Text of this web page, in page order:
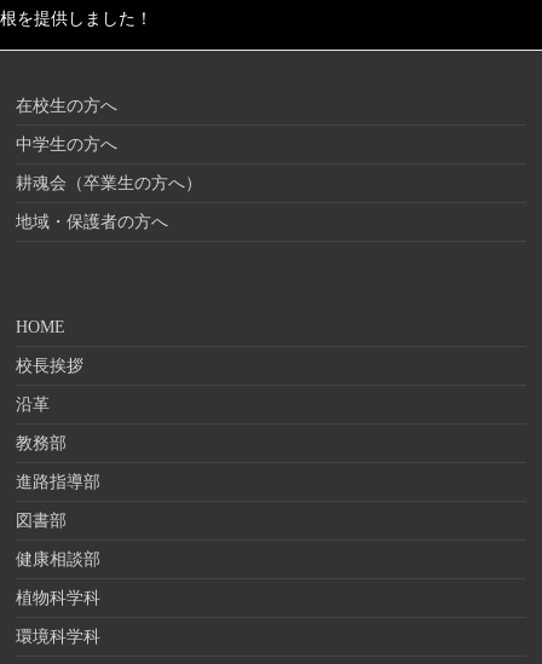
根を提供しました！
在校生の方へ
中学生の方へ
耕魂会（卒業生の方へ）
地域・保護者の方へ
HOME
校長挨拶
沿革
教務部
進路指導部
図書部
健康相談部
植物科学科
環境科学科